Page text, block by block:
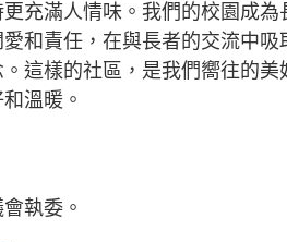
充滿人情味。我們的校園成
和責任，在與長者的交流中
這樣的社區，是我們嚮往的美
溫暖。
執委。